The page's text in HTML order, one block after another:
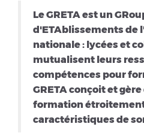
Le GRETA est un
d'ETAblissements de
nationale : lycées et
mutualisent leurs
compétences pour
GRETA conçoit et
formation
caractéristiques de